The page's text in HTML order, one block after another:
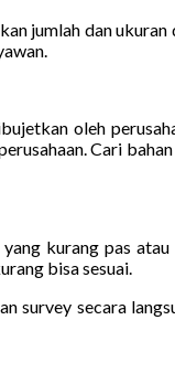
jumlah dan
oleh
Cari
kurang pas
bisa sesuai.
survey secara